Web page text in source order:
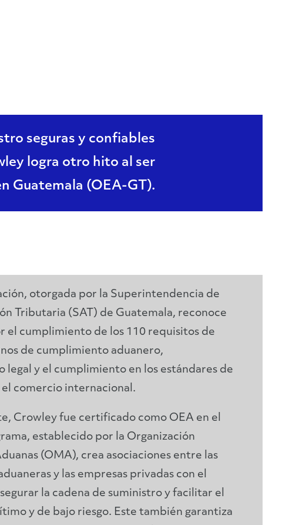
seguras y confiables
logra otro hito al ser
Guatemala (OEA-GT).
otorgada por la Superintendencia de
Tributaria (SAT) de Guatemala, reconoce
el cumplimiento de los 110 requisitos de
de cumplimiento aduanero,
legal y el cumplimiento en los estándares de
el comercio internacional.
Crowley fue certificado como OEA en el
establecido por la Organización
(OMA), crea asociaciones entre las
y las empresas privadas con el
la cadena de suministro y facilitar el
y de bajo riesgo. Este también garantiza